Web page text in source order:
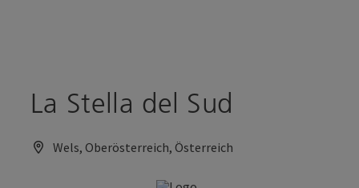
La Stella del Sud
Wels, Oberösterreich, Österreich